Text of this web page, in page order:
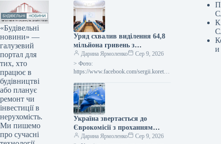
«Будівельні
новини» —
галузевий
портал для
тих, хто
працює в
будівництві
або планує
ремонт чи
інвестиції в
нерухомість.
Ми пишемо
про сучасні
Уряд схвалив виділення 64,8
мільйона гривень з
державного бюджету для
відновлювальних робіт та
подолання наслідків війни.
Дарина Ярмоленко
Сер 9, 2026
> Фото:
https://www.facebook.com/sergii.koretsk
виділення коштів, запланованих у
державному бюджеті на 2026 рік для
фінансування регіональної політики,
з…
Україна звертається до
Єврокомісії з проханням
надати 220 мільйонів євро для
Дарина Ярмоленко
Сер 9, 2026
и